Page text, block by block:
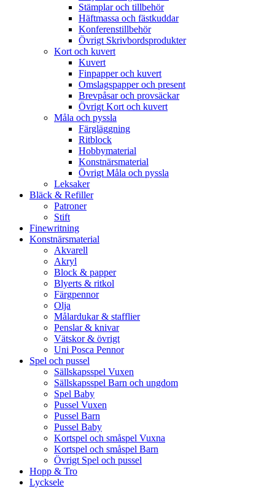
Stämplar och tillbehör
Häftmassa och fästkuddar
Konferenstillbehör
Övrigt Skrivbordsprodukter
Kort och kuvert
Kuvert
Finpapper och kuvert
Omslagspapper och present
Brevpåsar och provsäckar
Övrigt Kort och kuvert
Måla och pyssla
Färgläggning
Ritblock
Hobbymaterial
Konstnärsmaterial
Övrigt Måla och pyssla
Leksaker
Bläck & Refiller
Patroner
Stift
Finewritning
Konstnärsmaterial
Akvarell
Akryl
Block & papper
Blyerts & ritkol
Färgpennor
Olja
Målardukar & stafflier
Penslar & knivar
Vätskor & övrigt
Uni Posca Pennor
Spel och pussel
Sällskapsspel Vuxen
Sällskapsspel Barn och ungdom
Spel Baby
Pussel Vuxen
Pussel Barn
Pussel Baby
Kortspel och småspel Vuxna
Kortspel och småspel Barn
Övrigt Spel och pussel
Hopp & Tro
Lycksele